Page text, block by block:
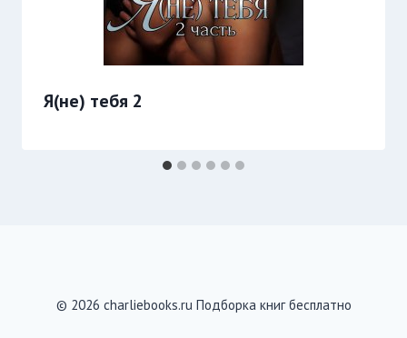
Я(не) тебя 2
© 2026 charliebooks.ru Подборка книг бесплатно